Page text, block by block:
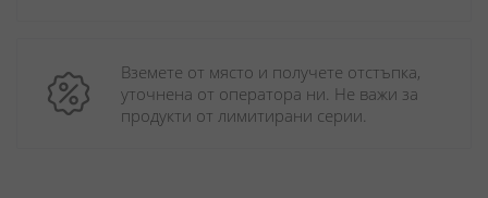
Вземете от място и получете отстъпка,
уточнена от оператора ни. Не важи за
продукти от лимитирани серии.